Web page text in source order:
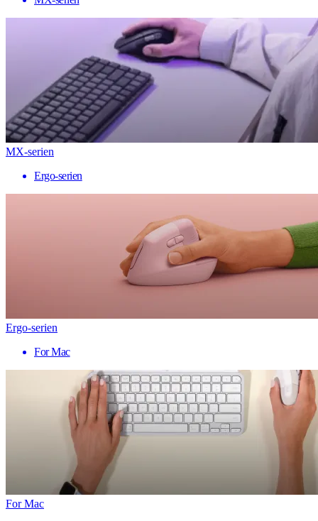
MX-serien
Ergo-serien
Ergo-serien
For Mac
For Mac